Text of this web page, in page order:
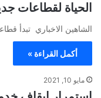
الحياة لقطاعات
الشاهين الاخباري تبدأ
أكمل القراءة »
مايو 10, 2021